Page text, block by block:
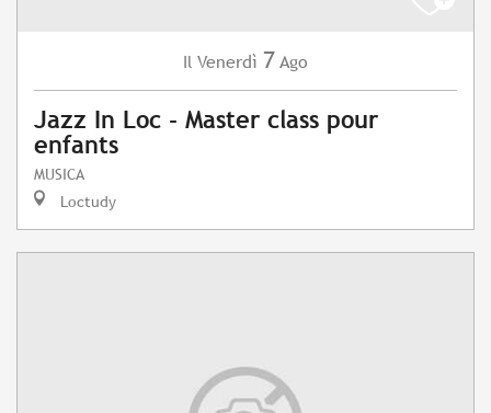
Il Venerdì 7 Ago
Jazz In Loc - Master class pour
enfants
MUSICA
Loctudy